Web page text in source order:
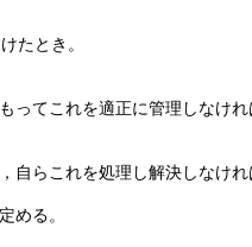
たとき。
てこれを適正に管理しなけれ
らこれを処理し解決しなけれ
める。